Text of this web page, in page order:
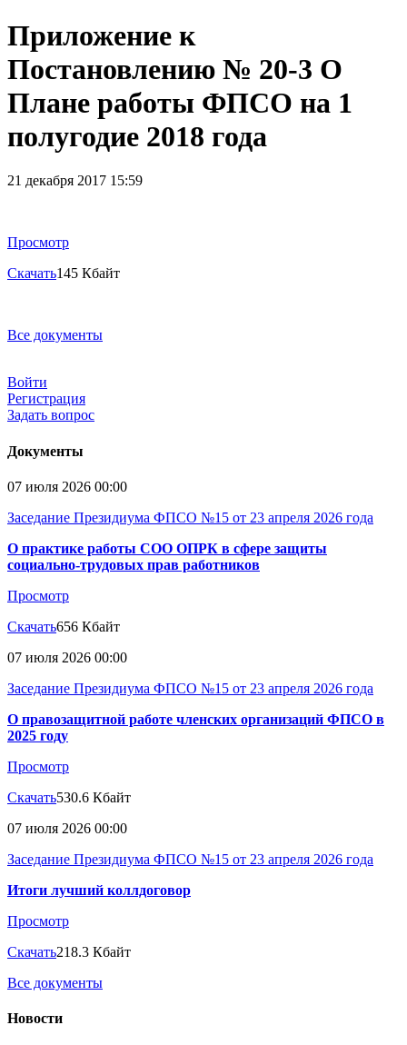
Приложение к
Постановлению № 20-3 О
Плане работы ФПСО на 1
полугодие 2018 года
21 декабря 2017 15:59
Просмотр
Скачать145 Кбайт
Все документы
Войти
Регистрация
Задать вопрос
Документы
07 июля 2026 00:00
Заседание Президиума ФПСО №15 от 23 апреля 2026 года
О практике работы СОО ОПРК в сфере защиты
социально-трудовых прав работников
Просмотр
Скачать656 Кбайт
07 июля 2026 00:00
Заседание Президиума ФПСО №15 от 23 апреля 2026 года
О правозащитной работе членских организаций ФПСО в
2025 году
Просмотр
Скачать530.6 Кбайт
07 июля 2026 00:00
Заседание Президиума ФПСО №15 от 23 апреля 2026 года
Итоги лучший коллдоговор
Просмотр
Скачать218.3 Кбайт
Все документы
Новости